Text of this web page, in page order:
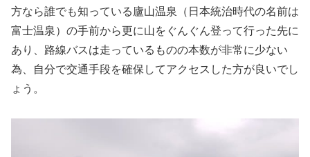
方なら誰でも知っている廬山温泉（日本統治時代の名前は
富士温泉）の手前から更に山をぐんぐん登って行った先に
あり、路線バスは走っているものの本数が非常に少ない
為、自分で交通手段を確保してアクセスした方が良いでし
ょう。